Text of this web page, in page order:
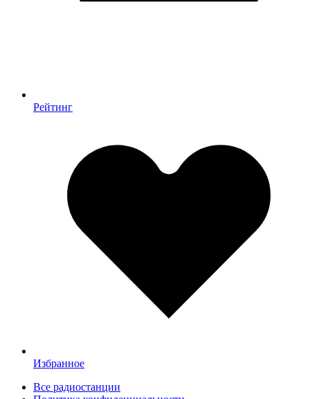
Рейтинг
Избранное
Все радиостанции